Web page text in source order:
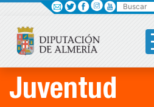
Buscar
Juventud